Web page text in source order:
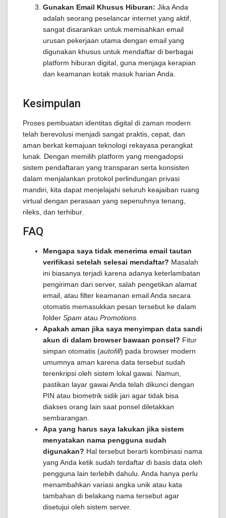
Gunakan Email Khusus Hiburan: Jika Anda
adalah seorang peselancar internet yang aktif,
sangat disarankan untuk memisahkan email
urusan pekerjaan utama dengan email yang
digunakan khusus untuk mendaftar di berbagai
platform hiburan digital, guna menjaga kerapian
dan keamanan kotak masuk harian Anda.
Kesimpulan
Proses pembuatan identitas digital di zaman modern
telah berevolusi menjadi sangat praktis, cepat, dan
aman berkat kemajuan teknologi rekayasa perangkat
lunak. Dengan memilih platform yang mengadopsi
sistem pendaftaran yang transparan serta konsisten
dalam menjalankan protokol perlindungan privasi
mandiri, kita dapat menjelajahi seluruh keajaiban ruang
virtual dengan perasaan yang sepenuhnya tenang,
rileks, dan terhibur.
FAQ
Mengapa saya tidak menerima email tautan
verifikasi setelah selesai mendaftar? Masalah
ini biasanya terjadi karena adanya keterlambatan
pengiriman dari server, salah pengetikan alamat
email, atau filter keamanan email Anda secara
otomatis memasukkan pesan tersebut ke dalam
folder Spam atau Promotions
Apakah aman jika saya menyimpan data sandi
akun di dalam browser bawaan ponsel? Fitur
simpan otomatis (autofill) pada browser modern
umumnya aman karena data tersebut sudah
terenkripsi oleh sistem lokal gawai. Namun,
pastikan layar gawai Anda telah dikunci dengan
PIN atau biometrik sidik jari agar tidak bisa
diakses orang lain saat ponsel diletakkan
sembarangan.
Apa yang harus saya lakukan jika sistem
menyatakan nama pengguna sudah
digunakan? Hal tersebut berarti kombinasi nama
yang Anda ketik sudah terdaftar di basis data oleh
pengguna lain terlebih dahulu. Anda hanya perlu
menambahkan variasi angka unik atau kata
tambahan di belakang nama tersebut agar
disetujui oleh sistem server.